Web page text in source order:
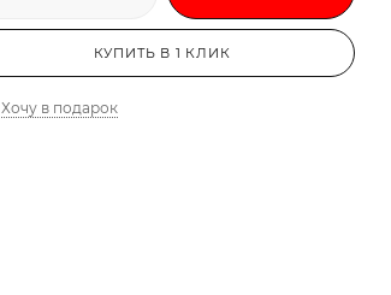
КУПИТЬ В 1 КЛИК
Хочу в подарок